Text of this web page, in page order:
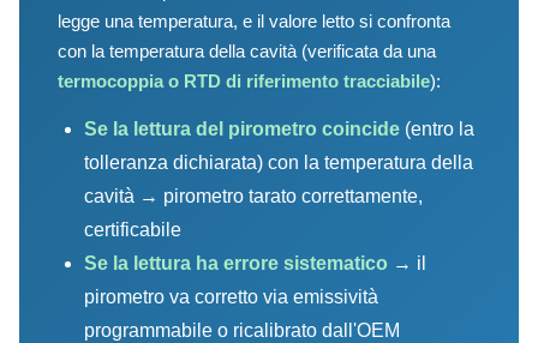
legge una temperatura, e il valore letto si confronta
con la temperatura della cavità (verificata da una
termocoppia o RTD di riferimento tracciabile):
Se la lettura del pirometro coincide (entro la
tolleranza dichiarata) con la temperatura della
cavità → pirometro tarato correttamente,
certificabile
Se la lettura ha errore sistematico → il
pirometro va corretto via emissività
programmabile o ricalibrato dall'OEM